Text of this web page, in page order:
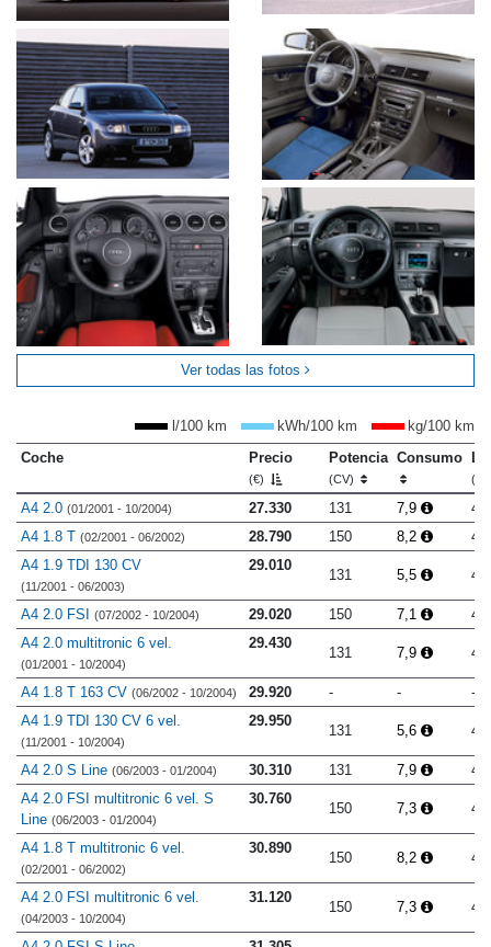
Ver todas las fotos
l/100 km kWh/100 km
kg/100 km
Coche
Precio
(€)
Potencia
(CV)
Consumo
A4 2.0 (01/2001 - 10/2004) 27.330 131 7,9
A4 1.8 T (02/2001 - 06/2002) 28.790 150 8,2
A4 1.9 TDI 130 CV
(11/2001 - 06/2003)
29.010
131 5,5
A4 2.0 FSI (07/2002 - 10/2004) 29.020 150 7,1
A4 2.0 multitronic 6 vel.
(01/2001 - 10/2004)
29.430
131 7,9
A4 1.8 T 163 CV (06/2002 - 10/2004) 29.920 - -
-
A4 1.9 TDI 130 CV 6 vel.
(11/2001 - 10/2004)
29.950
131 5,6
A4 2.0 S Line (06/2003 - 01/2004) 30.310 131 7,9
A4 2.0 FSI multitronic 6 vel. S
Line (06/2003 - 01/2004)
30.760
150 7,3
A4 1.8 T multitronic 6 vel.
(02/2001 - 06/2002)
30.890
150 8,2
A4 2.0 FSI multitronic 6 vel.
(04/2003 - 10/2004)
31.120
150 7,3